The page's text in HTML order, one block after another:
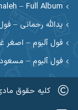
احمدرضا امرایی
ارسلان منصوری
اسماعیل منتی
اشکان ابرناک
– Full Album
یدالله رحمانی –
فول آلبوم – اصغر
فول آلبوم –
کلیه حقوق